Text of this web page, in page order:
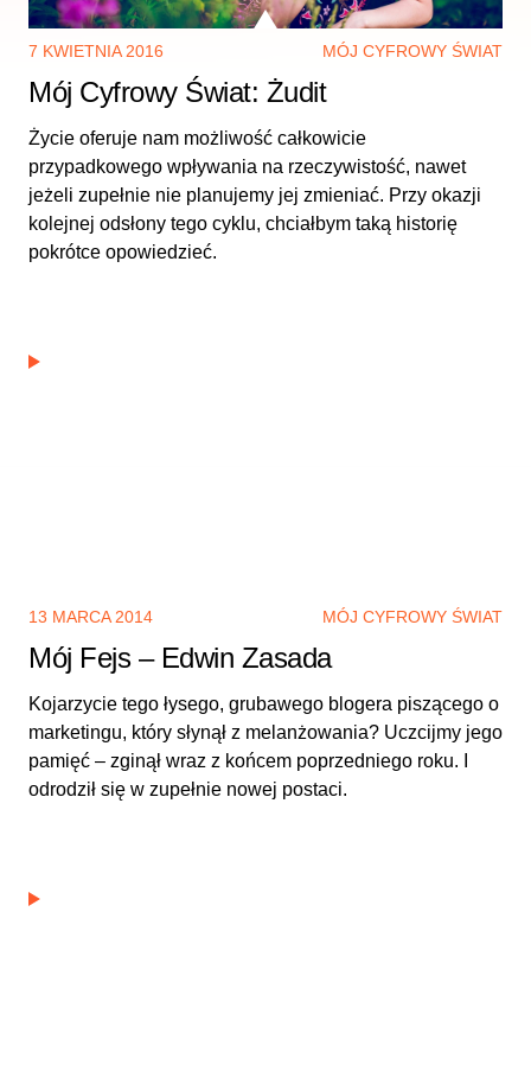
7 KWIETNIA 2016 MÓJ CYFROWY ŚWIAT
Mój Cyfrowy Świat: Żudit
Życie oferuje nam możliwość całkowicie
przypadkowego wpływania na rzeczywistość, nawet
jeżeli zupełnie nie planujemy jej zmieniać. Przy okazji
kolejnej odsłony tego cyklu, chciałbym taką historię
pokrótce opowiedzieć.
13 MARCA 2014 MÓJ CYFROWY ŚWIAT
Mój Fejs – Edwin Zasada
Kojarzycie tego łysego, grubawego blogera piszącego o
marketingu, który słynął z melanżowania? Uczcijmy jego
pamięć – zginął wraz z końcem poprzedniego roku. I
odrodził się w zupełnie nowej postaci.